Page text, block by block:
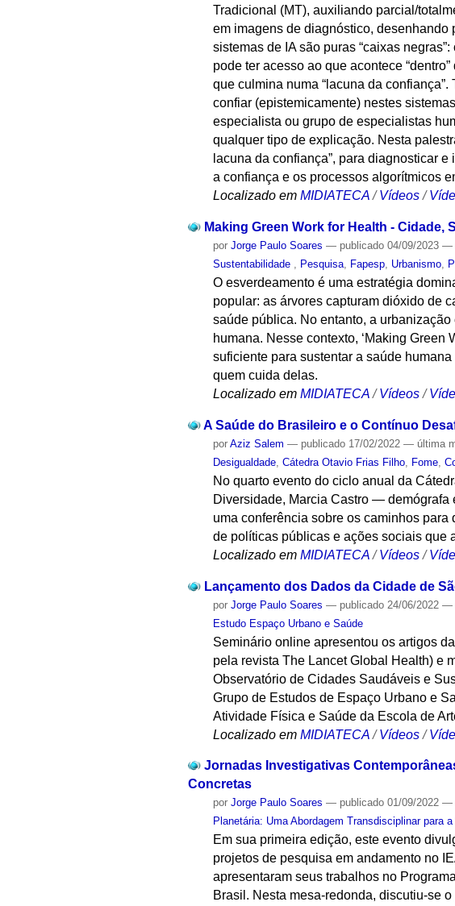
Tradicional (MT), auxiliando parcial/
em imagens de diagnóstico,
sistemas de IA são puras “caixas
pode ter acesso ao que acontece
que culmina numa “lacuna da
confiar (epistemicamente) nestes
especialista ou grupo de especialistas
qualquer tipo de explicação. Nesta
lacuna da confiança”, para diagnosticar
a confiança e os processos algorítmicos
Localizado em MIDIATECA /Vídeos /
Making Green Work for Health - Cidade,
porJorge Paulo Soares — publicado 04/09/2023—
Sustentabilidade , Pesquisa, Fapesp, Urbanismo,
O esverdeamento é uma estratégia
popular: as árvores capturam dióxido de
saúde pública. No entanto, a
humana. Nesse contexto, ‘Making Green
suficiente para sustentar a saúde
quem cuida delas.
Localizado em MIDIATECA /Vídeos /
A Saúde do Brasileiro e o Contínuo
porAziz Salem — publicado 17/02/2022— última
Desigualdade ,Cátedra Otavio Frias Filho Fome ,
No quarto evento do ciclo anual da
Diversidade, Marcia Castro —
uma conferência sobre os caminhos
de políticas públicas e ações sociais que
Localizado em MIDIATECA /Vídeos /
Lançamento dos Dados da Cidade de
porJorge Paulo Soares — publicado 24/06/2022—
Estudo Espaço Urbano e Saúde
Seminário online apresentou os artigos
pela revista The Lancet Global Health) e
Observatório de Cidades Saudáveis e
Grupo de Estudos de Espaço Urbano e
Atividade Física e Saúde da Escola de
Localizado em MIDIATECA /Vídeos /
Jornadas Investigativas
Concretas
porJorge Paulo Soares — publicado 01/09/2022—
Planetária: Uma Abordagem Transdisciplinar para
Em sua primeira edição, este evento
projetos de pesquisa em andamento no
apresentaram seus trabalhos no
Brasil. Nesta mesa-redonda, discutiu-se